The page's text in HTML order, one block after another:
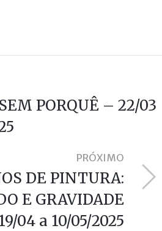
PORQUÊ – 22/03
PRÓXIMO
DE PINTURA:
E GRAVIDADE
04 a 10/05/2025